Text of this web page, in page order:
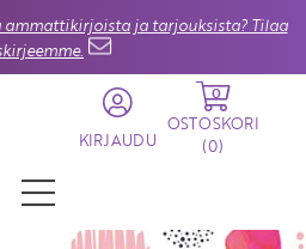
ja tarjouksista? Tilaa
KIRJAUDU
0
OSTOSKORI
(0)